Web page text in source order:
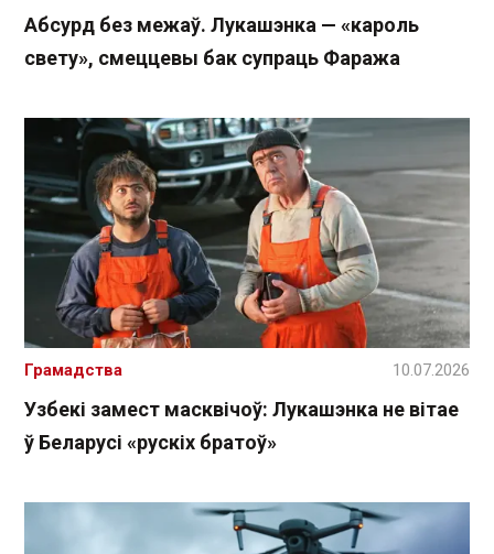
Абсурд без межаў. Лукашэнка — «кароль
свету», смеццевы бак супраць Фаража
Узбекі замест масквічоў: Лукашэнка не вітае
ў Беларусі «рускіх братоў»
Грамадства 10.07.2026